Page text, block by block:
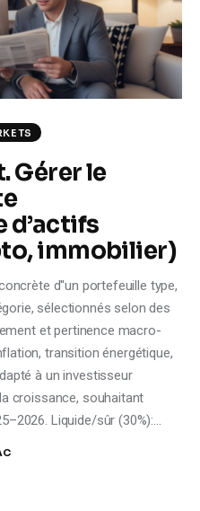
Gérer le
d’actifs
immobilier)
d''un portefeuille type,
sélectionnés selon des
et pertinence macro-
transition énergétique,
à un investisseur
croissance, souhaitant
Liquide/sûr (30%):…